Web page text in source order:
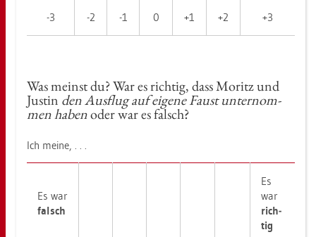
-3 -2 -1 0 +1 +2 +3
Was meinst du? War es rich­tig, dass Mo­ritz und
Jus­tin den Aus­flug auf ei­ge­ne Faust un­ter­nom­
men habenoder war es falsch?
Ich meine, . . .
Es war
falsch
Es
war
rich­
tig